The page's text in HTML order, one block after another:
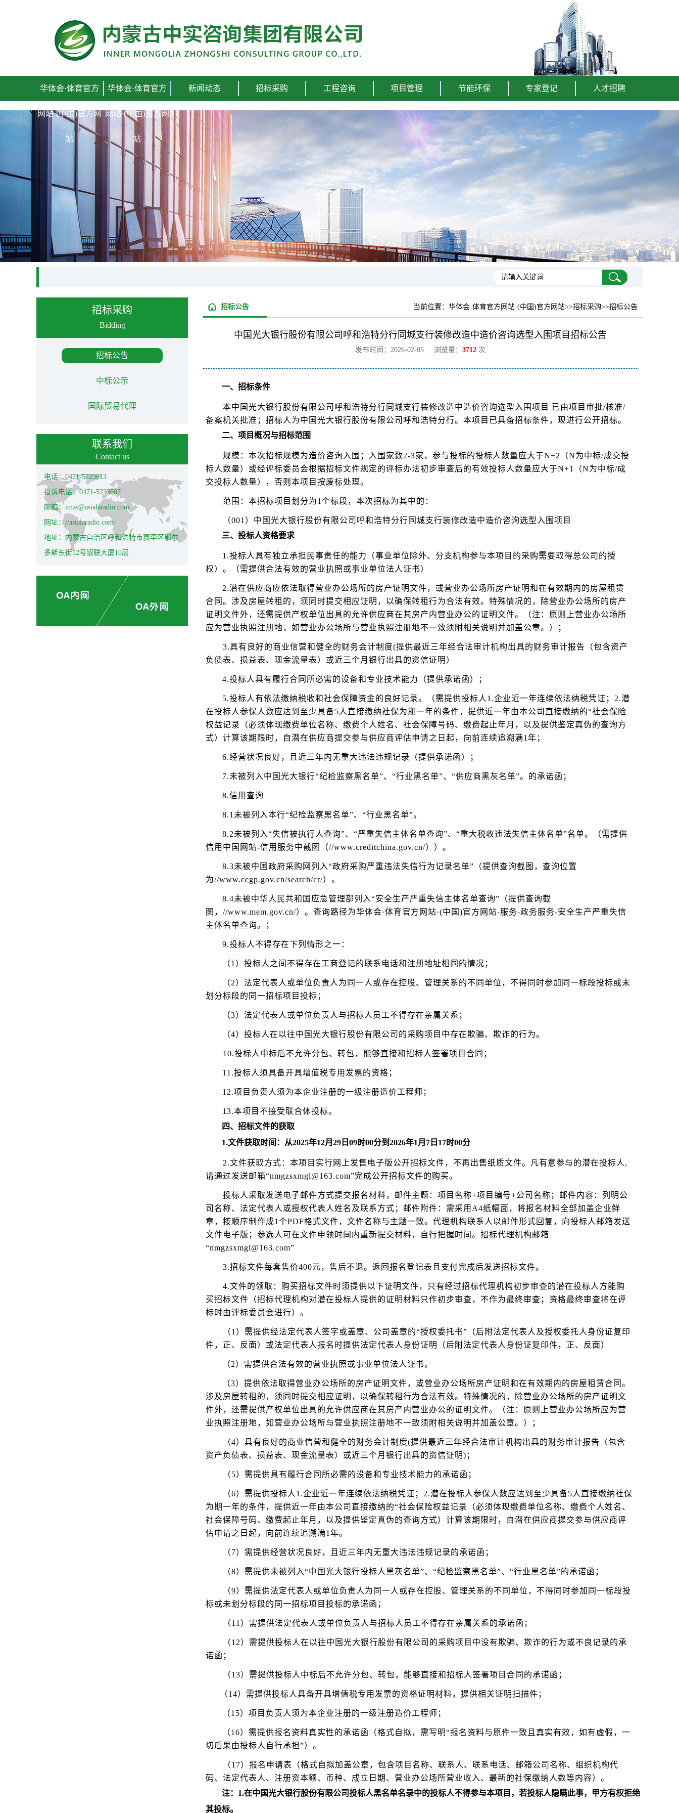
华体会·体育官方
网站·(中国)官方网
站
华体会·体育官方
网站·(中国)官方网
站
新闻动态 招标采购 工程咨询 项目管理 节能环保 专家登记 人才招聘
招标采购
Bidding
招标公告
中标公示
国际贸易代理
联系我们
Contact us
电话：0471-5223613
投诉电话：0471-5223607
邮箱：imzs@asialaradio.com
网址：//asialaradio.com/
地址：内蒙古自治区呼和浩特市赛罕区鄂尔
多斯东街12号银联大厦10层
当前位置： 华体会·体育官方网站·(中国)官方网站>>招标采购>>招标公告
招标公告
中国光大银行股份有限公司呼和浩特分行同城支行装修改造中造价咨询选型入围项目招标公告
发布时间：2026-02-05 浏览量： 3712 次
一、招标条件
本中国光大银行股份有限公司呼和浩特分行同城支行装修改造中造价咨询选型入围项目 已由项目审批/核准/
备案机关批准；招标人为中国光大银行股份有限公司呼和浩特分行。本项目已具备招标条件，现进行公开招标。
二、项目概况与招标范围
规模：本次招标规模为造价咨询入围；入围家数2-3家，参与投标的投标人数量应大于N+2（N为中标/成交投
标人数量）或经评标委员会根据招标文件规定的评标办法初步审查后的有效投标人数量应大于N+1（N为中标/成
交投标人数量），否则本项目按废标处理。
范围：本招标项目划分为1个标段，本次招标为其中的：
（001）中国光大银行股份有限公司呼和浩特分行同城支行装修改造中造价咨询选型入围项目
三、投标人资格要求
1.投标人具有独立承担民事责任的能力（事业单位除外、分支机构参与本项目的采购需要取得总公司的授
权）。（需提供合法有效的营业执照或事业单位法人证书）
2.潜在供应商应依法取得营业办公场所的房产证明文件，或营业办公场所房产证明和在有效期内的房屋租赁
合同。涉及房屋转租的，须同时提交相应证明，以确保转租行为合法有效。特殊情况的，除营业办公场所的房产
证明文件外，还需提供产权单位出具的允许供应商在其房产内营业办公的证明文件。（注：原则上营业办公场所
应为营业执照注册地，如营业办公场所与营业执照注册地不一致须附相关说明并加盖公章。）；
3.具有良好的商业信营和健全的财务会计制度(提供最近三年经合法审计机构出具的财务审计报告（包含资产
负债表、损益表、现金流量表）或近三个月银行出具的资信证明）
4.投标人具有履行合同所必需的设备和专业技术能力（提供承诺函）；
5.投标人有依法缴纳税收和社会保障资金的良好记录。（需提供投标人1.企业近一年连续依法纳税凭证；2.潜
在投标人参保人数应达到至少具备5人直接缴纳社保为期一年的条件，提供近一年由本公司直接缴纳的“社会保险
权益记录（必须体现缴费单位名称、缴费个人姓名、社会保障号码、缴费起止年月，以及提供鉴定真伪的查询方
式）计算该期限时，自潜在供应商提交参与供应商评估申请之日起，向前连续追溯满1年；
6.经营状况良好，且近三年内无重大违法违规记录（提供承诺函）；
7.未被列入中国光大银行“纪检监察黑名单”、“行业黑名单”、“供应商黑灰名单”。的承诺函；
8.信用查询
8.1未被列入本行“纪检监察黑名单”、“行业黑名单”。
8.2未被列入“失信被执行人查询”、“严重失信主体名单查询”、“重大税收违法失信主体名单”名单。（需提供
信用中国网站-信用服务中截图（//www.creditchina.gov.cn/））。
8.3未被中国政府采购网列入“政府采购严重违法失信行为记录名单”（提供查询截图，查询位置
为//www.ccgp.gov.cn/search/cr/）。
8.4未被中华人民共和国应急管理部列入“安全生产严重失信主体名单查询”（提供查询截
图，//www.mem.gov.cn/）。查询路径为华体会·体育官方网站·(中国)官方网站-服务-政务服务-安全生产严重失信
主体名单查询。；
9.投标人不得存在下列情形之一：
（1）投标人之间不得存在工商登记的联系电话和注册地址相同的情况；
（2）法定代表人或单位负责人为同一人或存在控股、管理关系的不同单位，不得同时参加同一标段投标或未
划分标段的同一招标项目投标；
（3）法定代表人或单位负责人与招标人员工不得存在亲属关系；
（4）投标人在以往中国光大银行股份有限公司的采购项目中存在欺骗、欺诈的行为。
10.投标人中标后不允许分包、转包，能够直接和招标人签署项目合同；
11.投标人须具备开具增值税专用发票的资格；
12.项目负责人须为本企业注册的一级注册造价工程师；
13.本项目不接受联合体投标。
四、招标文件的获取
1.文件获取时间：从2025年12月29日09时00分到2026年1月7日17时00分
2.文件获取方式：本项目实行网上发售电子版公开招标文件，不再出售纸质文件。凡有意参与的潜在投标人,
请通过发送邮箱“nmgzsxmgl@163.com”完成公开招标文件的购买。
投标人采取发送电子邮件方式提交报名材料，邮件主题：项目名称+项目编号+公司名称；邮件内容：列明公
司名称、法定代表人或授权代表人姓名及联系方式；邮件附件：需采用A4纸幅面，将报名材料全部加盖企业鲜
章，按顺序制作成1个PDF格式文件，文件名称与主题一致。代理机构联系人以邮件形式回复，向投标人邮箱发送
文件电子版；参选人可在文件申领时间内重新提交材料，自行把握时间。招标代理机构邮箱
“nmgzsxmgl@163.com”
3.招标文件每套售价400元，售后不退。返回报名登记表且支付完成后发送招标文件。
4.文件的领取：购买招标文件时须提供以下证明文件，只有经过招标代理机构初步审查的潜在投标人方能购
买招标文件（招标代理机构对潜在投标人提供的证明材料只作初步审查，不作为最终审查；资格最终审查将在评
标时由评标委员会进行）。
（1）需提供经法定代表人签字或盖章、公司盖章的“授权委托书”（后附法定代表人及授权委托人身份证复印
件，正、反面）或法定代表人报名时提供法定代表人身份证明（后附法定代表人身份证复印件，正、反面）
（2）需提供合法有效的营业执照或事业单位法人证书。
（3）提供依法取得营业办公场所的房产证明文件，或营业办公场所房产证明和在有效期内的房屋租赁合同。
涉及房屋转租的，须同时提交相应证明，以确保转租行为合法有效。特殊情况的，除营业办公场所的房产证明文
件外，还需提供产权单位出具的允许供应商在其房产内营业办公的证明文件。（注：原则上营业办公场所应为营
业执照注册地，如营业办公场所与营业执照注册地不一致须附相关说明并加盖公章。）；
（4）具有良好的商业信营和健全的财务会计制度(提供最近三年经合法审计机构出具的财务审计报告（包含
资产负债表、损益表、现金流量表）或近三个月银行出具的资信证明)；
（5）需提供具有履行合同所必需的设备和专业技术能力的承诺函；
（6）需提供投标人1.企业近一年连续依法纳税凭证；2.潜在投标人参保人数应达到至少具备5人直接缴纳社保
为期一年的条件，提供近一年由本公司直接缴纳的“社会保险权益记录（必须体现缴费单位名称、缴费个人姓名、
社会保障号码、缴费起止年月，以及提供鉴定真伪的查询方式）计算该期限时，自潜在供应商提交参与供应商评
估申请之日起，向前连续追溯满1年。
（7）需提供经营状况良好，且近三年内无重大违法违规记录的承诺函；
（8）需提供未被列入“中国光大银行投标人黑灰名单”、“纪检监察黑名单”、“行业黑名单”的承诺函；
（9）需提供法定代表人或单位负责人为同一人或存在控股、管理关系的不同单位，不得同时参加同一标段投
标或未划分标段的同一招标项目投标的承诺函；
（11）需提供法定代表人或单位负责人与招标人员工不得存在亲属关系的承诺函；
（12）需提供投标人在以往中国光大银行股份有限公司的采购项目中没有欺骗、欺诈的行为或不良记录的承
诺函；
（13）需提供投标人中标后不允许分包、转包，能够直接和招标人签署项目合同的承诺函；
（14）需提供投标人具备开具增值税专用发票的资格证明材料，提供相关证明扫描件；
（15）项目负责人须为本企业注册的一级注册造价工程师；
（16）需提供报名资料真实性的承诺函（格式自拟，需写明“报名资料与原件一致且真实有效，如有虚假，一
切后果由投标人自行承担”）。
（17）报名申请表（格式自拟加盖公章，包含项目名称、联系人、联系电话、邮箱公司名称、组织机构代
码、法定代表人、注册资本额、币种、成立日期、营业办公场所营业收入、最新的社保缴纳人数等内容）。
注：1.在中国光大银行股份有限公司投标人黑名单名录中的投标人不得参与本项目，若投标人隐瞒此事，甲方有权拒绝
其投标。